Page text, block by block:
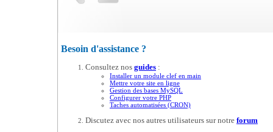
Besoin d'assistance ?
Consultez nos guides :
Installer un module clef en main
Mettre votre site en ligne
Gestion des bases MySQL
Configurer votre PHP
Taches automatisées (CRON)
Discutez avec nos autres utilisateurs sur notre forum